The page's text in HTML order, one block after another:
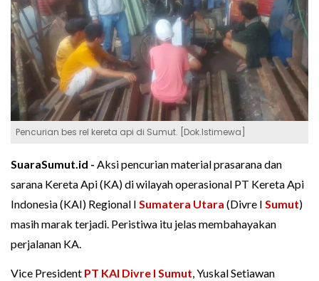
Pencurian bes rel kereta api di Sumut. [Dok.Istimewa]
SuaraSumut.id - Aksi pencurian material prasarana dan
sarana Kereta Api (KA) di wilayah operasional PT Kereta Api
Indonesia (KAI) Regional I Sumatera Utara (Divre I Sumut)
masih marak terjadi. Peristiwa itu jelas membahayakan
perjalanan KA.
Vice President PT KAI Divre I Sumut, Yuskal Setiawan